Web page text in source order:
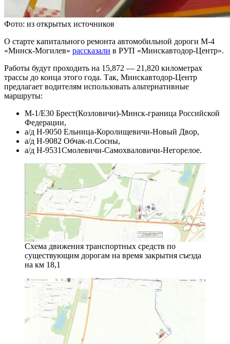
Фото: из открытых источников
О старте капитального ремонта автомобильной дороги М-4
«Минск-Могилев» рассказали в РУП «Минскавтодор-Центр».
Работы будут проходить на 15,872 — 21,820 километрах
трассы до конца этого года. Так, Минскавтодор-Центр
предлагает водителям использовать альтернативные
маршруты:
М-1/Е30 Брест(Козловичи)-Минск-граница Российской
Федерации,
а/д Н-9050 Ельница-Королищевичи-Новый Двор,
а/д Н-9082 Обчак-п.Сосны,
а/д Н-9531Смолевичи-Самохваловичи-Негорелое.
Схема движения транспортных средств по
существующим дорогам на время закрытия съезда
на км 18,1